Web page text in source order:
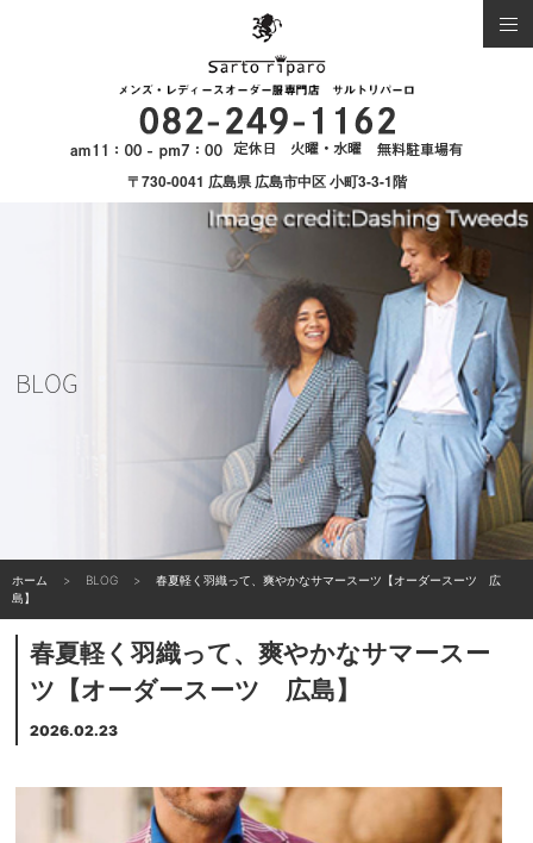
〒730-0041 広島県 広島市中区 小町3-3-1階
BLOG
ホーム BLOG
春夏軽く羽織って、爽やかなサマースーツ【オーダースーツ 広
島】
春夏軽く羽織って、爽やかなサマースー
ツ【オーダースーツ 広島】
2026.02.23